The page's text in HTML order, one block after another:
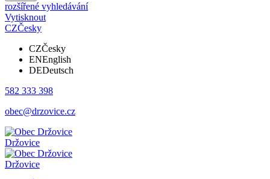
rozšířené vyhledávání
Vytisknout
CZČesky
CZČesky
ENEnglish
DEDeutsch
582 333 398
obec@drzovice.cz
Držovice
Držovice